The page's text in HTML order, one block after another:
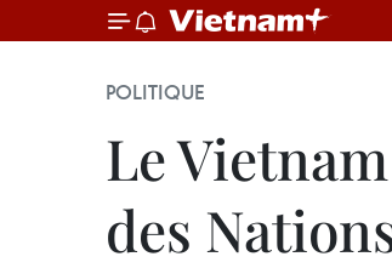
POLITIQUE
Le
des